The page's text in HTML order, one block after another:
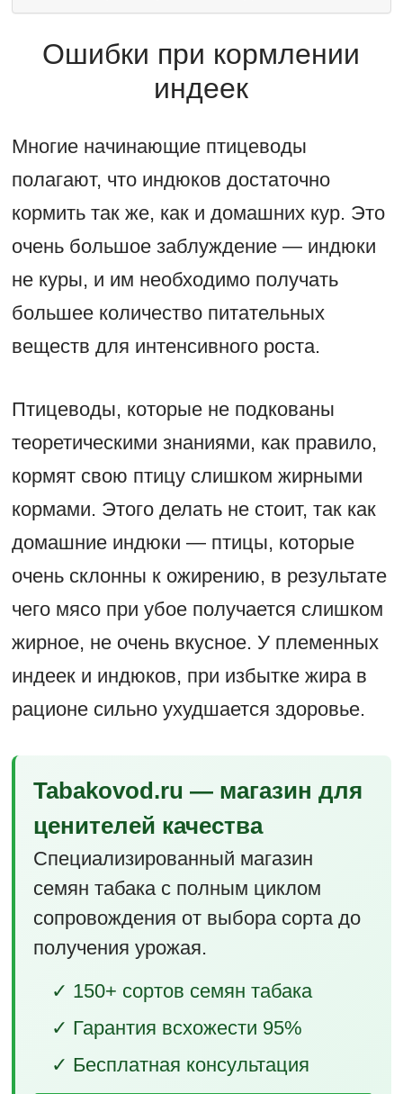
Ошибки при кормлении
индеек
Многие начинающие птицеводы
полагают, что индюков достаточно
кормить так же, как и домашних кур. Это
очень большое заблуждение — индюки
не куры, и им необходимо получать
большее количество питательных
веществ для интенсивного роста.
Птицеводы, которые не подкованы
теоретическими знаниями, как правило,
кормят свою птицу слишком жирными
кормами. Этого делать не стоит, так как
домашние индюки — птицы, которые
очень склонны к ожирению, в результате
чего мясо при убое получается слишком
жирное, не очень вкусное. У племенных
индеек и индюков, при избытке жира в
рационе сильно ухудшается здоровье.
Tabakovod.ru — магазин для
ценителей качества
Специализированный магазин
семян табака с полным циклом
сопровождения от выбора сорта до
получения урожая.
✓ 150+ сортов семян табака
✓ Гарантия всхожести 95%
✓ Бесплатная консультация